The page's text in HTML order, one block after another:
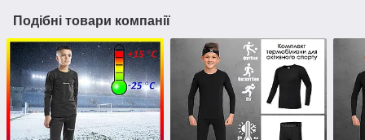
Подібні товари компанії